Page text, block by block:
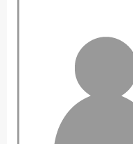
und Informatik
Fakultät Management,
Kultur und Technik
Fakultät Wirtschafts- und
Sozialwissenschaften
Finanzen